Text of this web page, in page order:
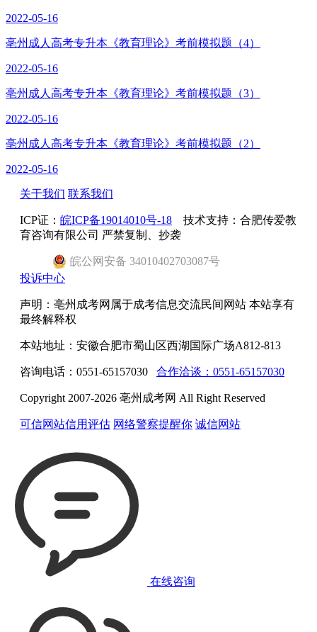
2022-05-16
亳州成人高考专升本《教育理论》考前模拟题（4）
2022-05-16
亳州成人高考专升本《教育理论》考前模拟题（3）
2022-05-16
亳州成人高考专升本《教育理论》考前模拟题（2）
2022-05-16
关于我们 联系我们
ICP证： 皖ICP备19014010号-18 技术支持：合肥传爱教
育咨询有限公司 严禁复制、抄袭
皖公网安备 34010402703087号
投诉中心
声明：亳州成考网属于成考信息交流民间网站 本站享有
最终解释权
本站地址：安徽合肥市蜀山区西湖国际广场A812-813
咨询电话：0551-65157030 合作洽谈：0551-65157030
Copyright 2007-2026 亳州成考网 All Right Reserved
可信网站信用评估 网络警察提醒你 诚信网站
在线咨询